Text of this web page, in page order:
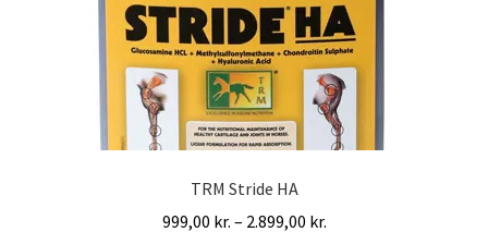
TRM Stride HA
999,00 kr. – 2.899,00 kr.Prisinterval: